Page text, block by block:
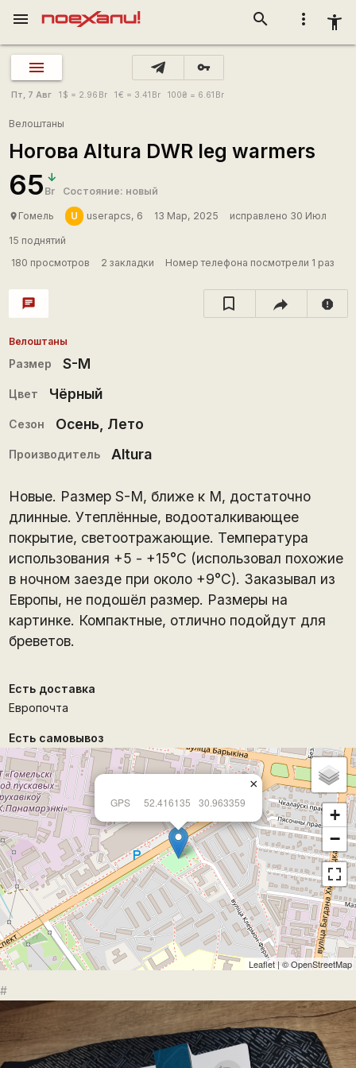
more_vert accessibility_new
search
menu
vpn_key
Пт, 7 Авг 1 $ = 2.96 Br 1€ = 3.41 Br 100₴ = 6.61 Br
Велоштаны
Ногова Altura DWR leg warmers
65 Br Состояние: новый
place Гомель U userapcs, 6 13 Мар, 2025 исправлено 30 Июл
15 поднятий
180 просмотров
2 закладки Номер телефона посмотрели 1 раз
chat report
Велоштаны
Размер S-M
Цвет Чёрный
Сезон Осень, Лето
Производитель Altura
Новые. Размер S-M, ближе к M, достаточно
длинные. Утеплённые, водооталкивающее
покрытие, светоотражающие. Температура
использования +5 - +15°C (использовал похожие
в ночном заезде при около +9°C). Заказывал из
Европы, не подошёл размер. Размеры на
картинке. Компактные, отлично подойдут для
бреветов.
Есть доставка
Европочта
Есть самовывоз
GPS 52.416135 30.963359
×
+
−
Leaflet| ©OpenStreetMap
#